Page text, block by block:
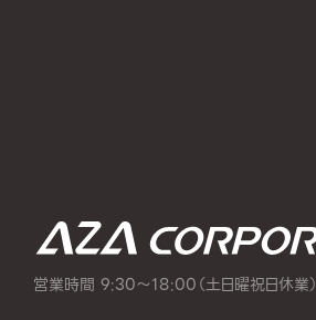
営業時間 9:30～18:00（土日曜祝日休業）